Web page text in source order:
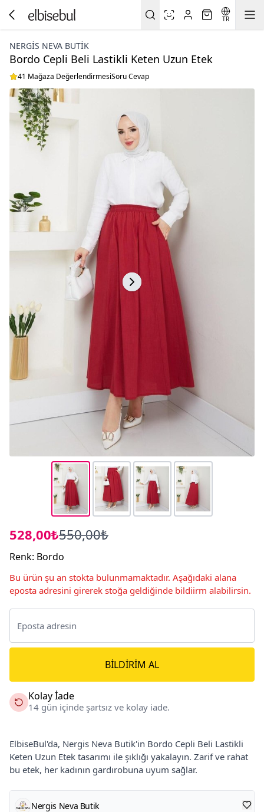
TR
NERGIS NEVA BUTIK
Bordo Cepli Beli Lastikli Keten Uzun Etek
41 Mağaza DeğerlendirmesiSoru Cevap
528,00₺550,00₺
Renk: Bordo
Bu ürün şu an stokta bulunmamaktadır. Aşağıdaki alana
eposta adresini girerek stoğa geldiğinde bildiirm alabilirsin.
BILDIRIM AL
Kolay İade
14 gün içinde şartsız ve kolay iade.
ElbiseBul'da, Nergis Neva Butik'in Bordo Cepli Beli Lastikli
Keten Uzun Etek tasarımı ile şıklığı yakalayın. Zarif ve rahat
bu etek, her kadının gardırobuna uyum sağlar.
Nergis Neva Butik